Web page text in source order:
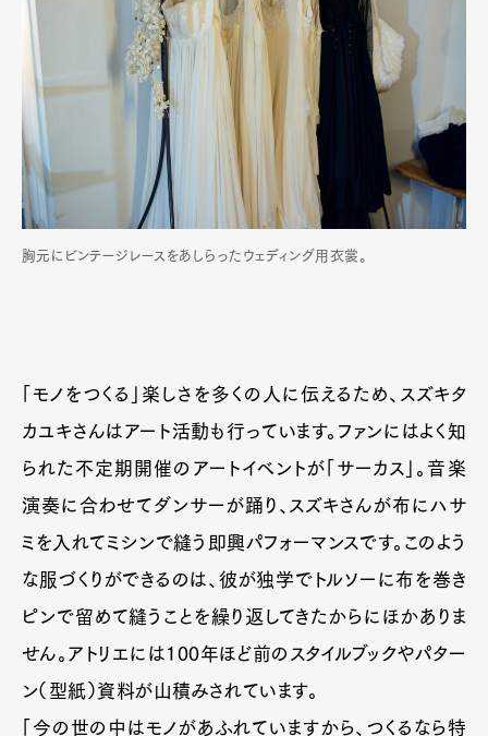
GourmetCars
ProductCultureLifestyle
胸元にビンテージレースをあしらったウェディング用衣裳。
「モノをつくる」楽しさを多くの人に伝えるため、スズキタ
カユキさんはアート活動も行っています。ファンにはよく知
られた不定期開催のアートイベントが「サーカス」。音楽
演奏に合わせてダンサーが踊り、スズキさんが布にハサ
ミを入れてミシンで縫う即興パフォーマンスです。このよう
な服づくりができるのは、彼が独学でトルソーに布を巻き
ピンで留めて縫うことを繰り返してきたからにほかありま
せん。アトリエには100年ほど前のスタイルブックやパター
ン（型紙）資料が山積みされています。
「今の世の中はモノがあふれていますから、つくるなら特